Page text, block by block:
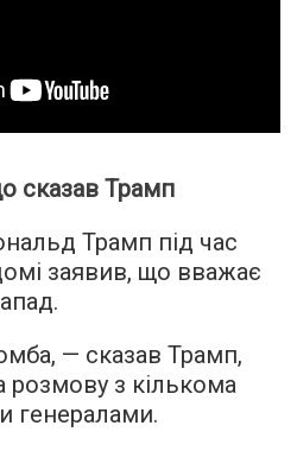
сказав Трамп
Трамп під час
заявив, що вважає
— сказав Трамп,
з кількома
генералами.